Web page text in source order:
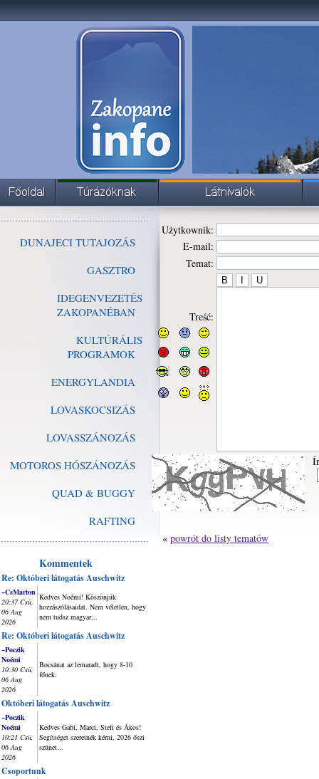
DUNAJECI TUTAJOZÁS
GASZTRO
IDEGENVEZETÉS
ZAKOPANÉBAN
KULTÚRÁLIS
PROGRAMOK
ENERGYLANDIA
LOVASKOCSIZÁS
LOVASSZÁNOZÁS
MOTOROS HÓSZÁNOZÁS
QUAD & BUGGY
RAFTING
Kommentek
Re: Októberi látogatás Auschwitz
~CsMarton
20:37 Csü,
06 Aug
2026
Kedves Noémi! Köszönjük
hozzászólásaidat. Nem véletlen, hogy
nem tudsz magyar...
Re: Októberi látogatás Auschwitz
~Poczik
Noémi
10:30 Csü,
06 Aug
2026
Bocsánat az lemaradt, hogy 8-10
főnek.
Októberi látogatás Auschwitz
~Poczik
Noémi
10:21 Csü,
06 Aug
2026
Kedves Gabi, Marci, Stefi és Ákos!
Segítséget szeretnék kérni, 2026 őszi
szünet...
Csoportunk
Użytkownik:
E-mail:
Temat:
Treść:
« powrót do listy tematów